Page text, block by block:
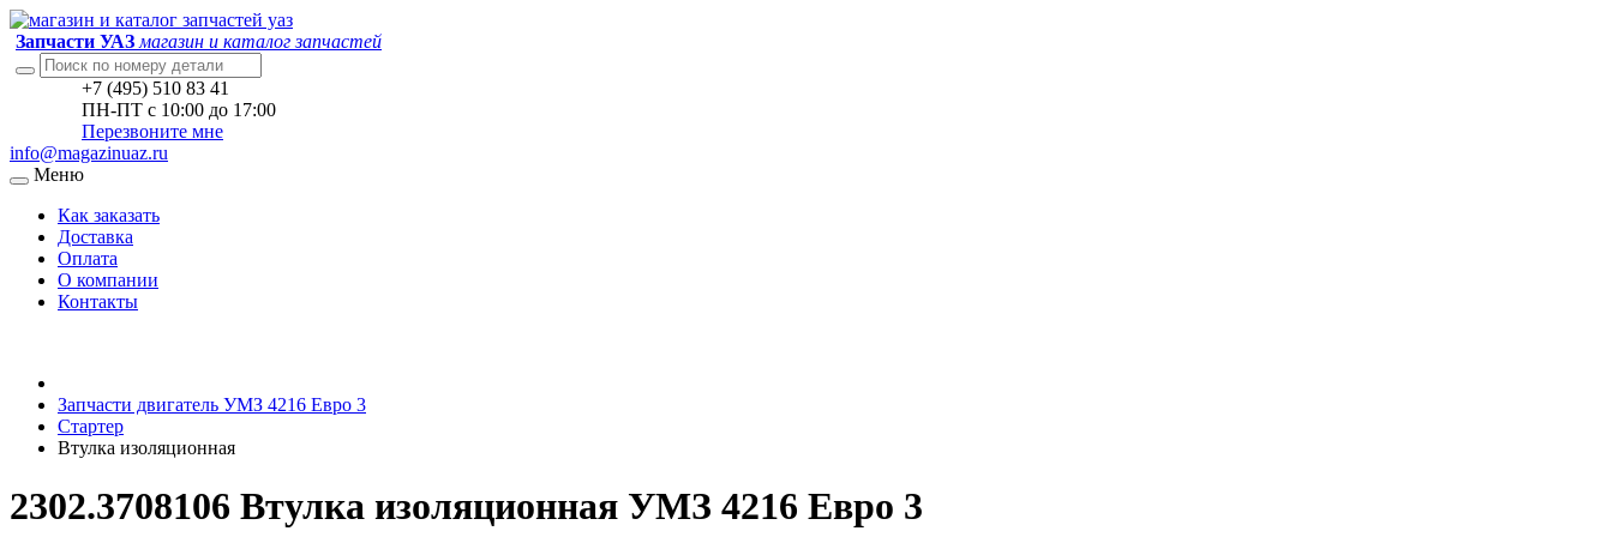
Запчасти УАЗ магазин и каталог запчастей
+7 (495) 510 83 41
ПН-ПТ с 10:00 до 17:00
Перезвоните мне
info@magazinuaz.ru
Меню
Как заказать
Доставка
Оплата
О компании
Контакты
Запчасти двигатель УМЗ 4216 Евро 3
Стартер
Втулка изоляционная
2302.3708106 Втулка изоляционная УМЗ 4216 Евро 3